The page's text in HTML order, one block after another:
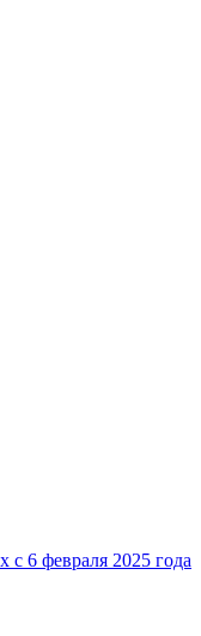
6 февраля 2025 года